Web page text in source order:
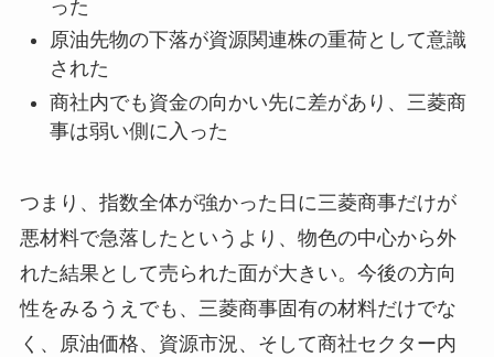
った
原油先物の下落が資源関連株の重荷として意識
された
商社内でも資金の向かい先に差があり、三菱商
事は弱い側に入った
つまり、指数全体が強かった日に三菱商事だけが
悪材料で急落したというより、物色の中心から外
れた結果として売られた面が大きい。今後の方向
性をみるうえでも、三菱商事固有の材料だけでな
く、原油価格、資源市況、そして商社セクター内